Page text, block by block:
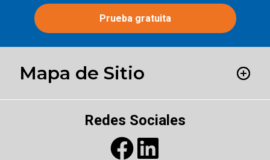
Prueba gratuita
Mapa de Sitio
Redes Sociales